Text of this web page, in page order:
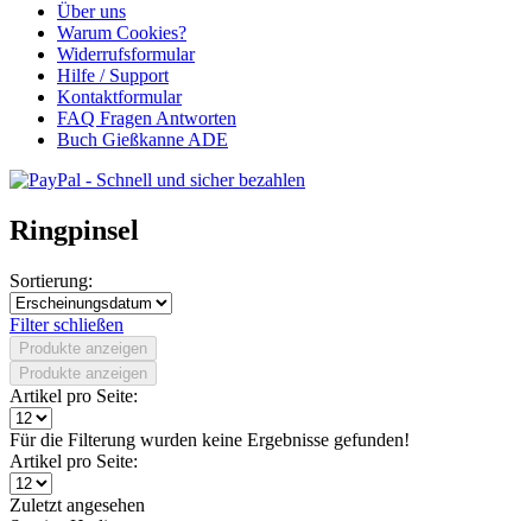
Über uns
Warum Cookies?
Widerrufsformular
Hilfe / Support
Kontaktformular
FAQ Fragen Antworten
Buch Gießkanne ADE
Ringpinsel
Sortierung:
Filter schließen
Produkte anzeigen
Produkte anzeigen
Artikel pro Seite:
Für die Filterung wurden keine Ergebnisse gefunden!
Artikel pro Seite:
Zuletzt angesehen